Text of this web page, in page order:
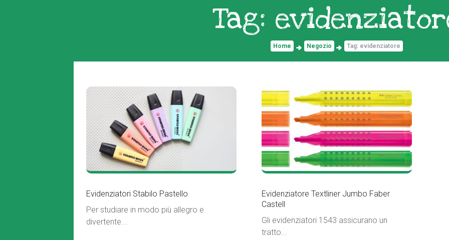
Tag:
Home Negozio Tag: evidenziatore
Evidenziatori Stabilo Pastello
Per studiare in modo più allegro e
divertente...
Evidenziatore Textliner Jumbo Faber
Castell
Gli evidenziatori 1543 assicurano un
tratto...